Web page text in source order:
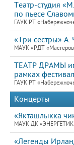
Театр-студия
по пьесе
ГАУК РТ
«Три сестры» А.
МАУК «РДТ
ТЕАТР ДРАМЫ
рамках
ГАУК РТ
Концерты
«Якташлыкка
МАУК ДК
«Легенды